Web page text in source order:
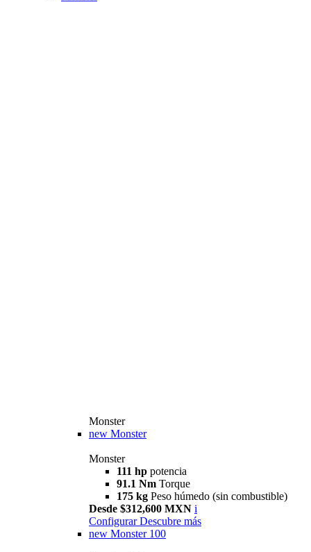
Monster
new Monster
Monster
111 hp potencia
91.1 Nm Torque
175 kg Peso húmedo (sin combustible)
Desde $312,600 MXN i
Configurar Descubre más
new Monster 100